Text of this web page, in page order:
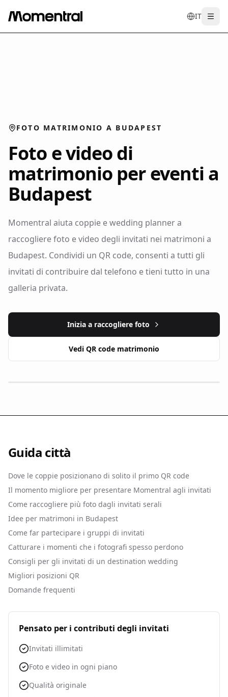
IT
entr dees
FOTO MATRIMONIO A BUDAPEST
Foto e video di
matrimonio per eventi a
Budapest
Momentral aiuta coppie e wedding planner a
raccogliere foto e video degli invitati nei matrimoni a
Budapest. Condividi un QR code, consenti a tutti gli
invitati di contribuire dal telefono e tieni tutto in una
galleria privata.
Inizia a raccogliere foto
Vedi QR code matrimonio
Guida città
Dove le coppie posizionano di solito il primo QR code
Il momento migliore per presentare Momentral agli invitati
Come raccogliere più foto dagli invitati serali
Idee per matrimoni in Budapest
Come far partecipare i gruppi di invitati
Catturare i momenti che i fotografi spesso perdono
Consigli per gli invitati di un destination wedding
Migliori posizioni QR
Domande frequenti
Pensato per i contributi degli invitati
Invitati illimitati
Foto e video in ogni piano
Qualità originale